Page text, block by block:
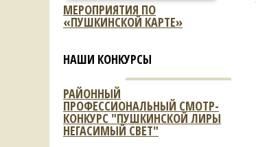
МЕРОПРИЯТИЯ ПО
«ПУШКИНСКОЙ КАРТЕ»
НАШИ КОНКУРСЫ
РАЙОННЫЙ
ПРОФЕССИОНАЛЬНЫЙ СМОТР-
КОНКУРС "ПУШКИНСКОЙ ЛИРЫ
НЕГАСИМЫЙ СВЕТ"